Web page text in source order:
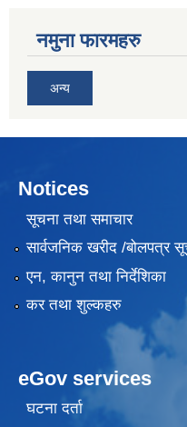
नमुना फारमहरु
अन्य
Notices
सूचना तथा समाचार
सार्वजनिक खरीद /बोलपत्र
एन, कानुन तथा निर्देशिका
कर तथा शुल्कहरु
eGov services
घटना दर्ता